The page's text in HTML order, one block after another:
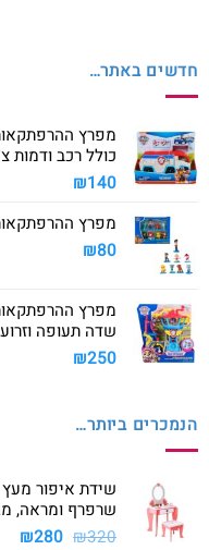
חדשים באתר…
מפרץ
כולל רכב ודמות
₪140
מפרץ ההרפתקאות: מארז 8
₪80
שדה תעופה
₪250
הנמכרים ביותר…
שידת איפור מעץ
שרפרף ומראה,
₪320
המחיר
₪280